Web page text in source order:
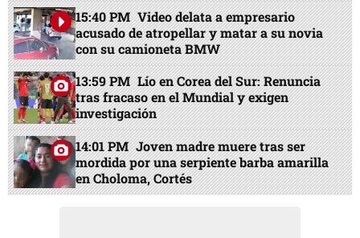
15:40 PM Video delata a empresario
acusado de atropellar y matar a su novia
con su camioneta BMW
13:59 PM Lío en Corea del Sur: Renuncia
tras fracaso en el Mundial y exigen
investigación
14:01 PM Joven madre muere tras ser
mordida por una serpiente barba amarilla
en Choloma, Cortés